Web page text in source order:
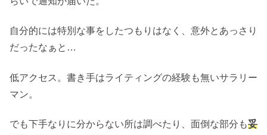
自分的には特別な事をしたつもりはなく、意外とあっさり
だったなぁと…
低アクセス。書き手はライティングの経験も無いサラリー
マン。
でも下手なりに分からない所は調べたり、面倒な部分も妥